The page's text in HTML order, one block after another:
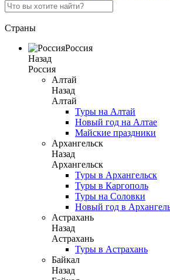
Страны
Россия
Назад
Россия
Алтай
Назад
Алтай
Туры на Алтай
Новый год на Алтае
Майские праздники
Архангельск
Назад
Архангельск
Туры в Архангельск
Туры в Каргополь
Туры на Соловки
Новый год в
Астрахань
Назад
Астрахань
Туры в Астрахань
Байкал
Назад